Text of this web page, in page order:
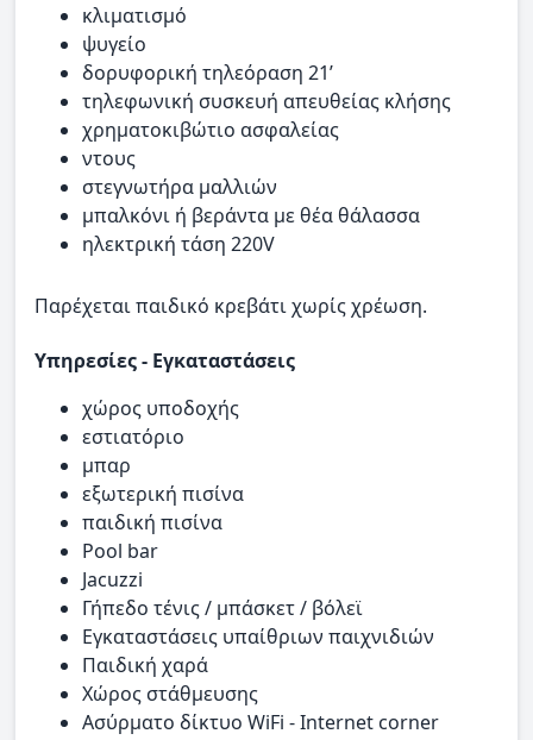
κλιματισμό
ψυγείο
δορυφορική τηλεόραση 21’
τηλεφωνική συσκευή απευθείας κλήσης
χρηματοκιβώτιο ασφαλείας
ντους
στεγνωτήρα μαλλιών
μπαλκόνι ή βεράντα με θέα θάλασσα
ηλεκτρική τάση 220V
Παρέχεται παιδικό κρεβάτι χωρίς χρέωση.
Υπηρεσίες - Εγκαταστάσεις
χώρος υποδοχής
εστιατόριο
μπαρ
εξωτερική πισίνα
παιδική πισίνα
Pool bar
Jacuzzi
Γήπεδο τένις / μπάσκετ / βόλεϊ
Εγκαταστάσεις υπαίθριων παιχνιδιών
Παιδική χαρά
Χώρος στάθμευσης
Ασύρματο δίκτυο WiFi - Internet corner